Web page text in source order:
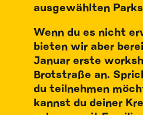
ausgewählten
Wenn du es nicht
bieten wir aber
Januar erste
Brotstraße an.
du teilnehmen
kannst du deiner